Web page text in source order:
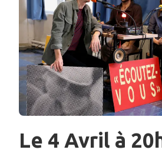
Le 4 Avril à